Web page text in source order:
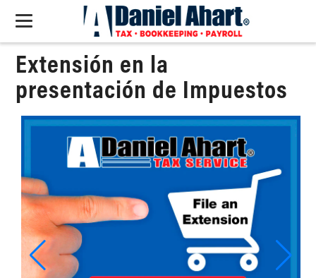
Extensión en la
presentación de Impuestos